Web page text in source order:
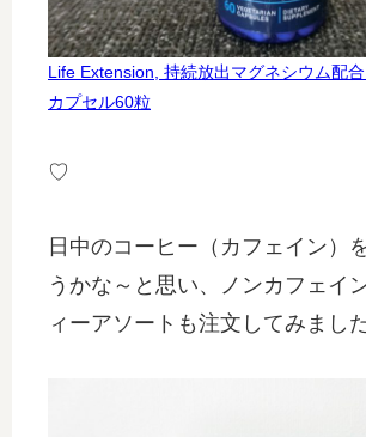
Life Extension, 持続放出マグネシウム配
カプセル60粒
♡
日中のコーヒー（カフェイン）
うかな～と思い、ノンカフェイ
ィーアソートも注文してみました